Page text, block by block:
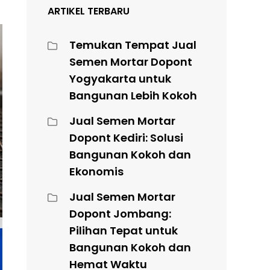
ARTIKEL TERBARU
Temukan Tempat Jual
Semen Mortar Dopont
Yogyakarta untuk
Bangunan Lebih Kokoh
Jual Semen Mortar
Dopont Kediri: Solusi
Bangunan Kokoh dan
Ekonomis
Jual Semen Mortar
Dopont Jombang:
Pilihan Tepat untuk
Bangunan Kokoh dan
Hemat Waktu